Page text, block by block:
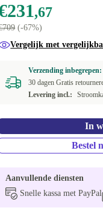
,67
(-67%)
Vergelijk met
Verzending
30 dagen Gratis
Levering incl.:
In
Bestel
Aanvullende diensten
Snelle kassa met PayPal